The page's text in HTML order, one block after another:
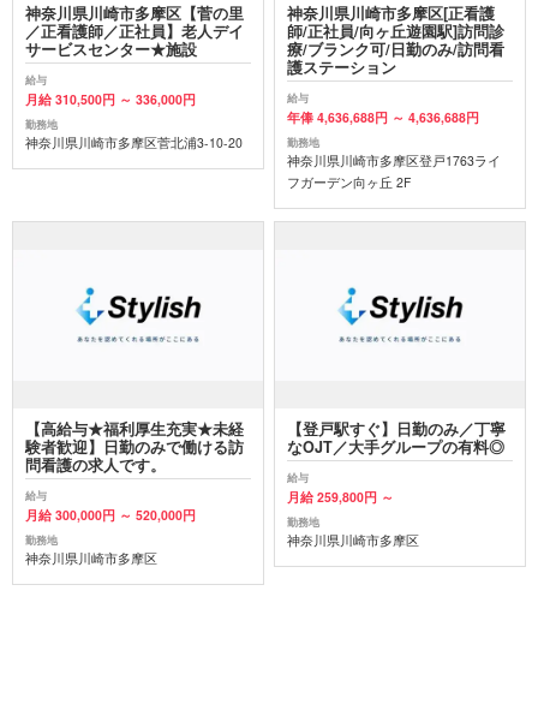
神奈川県川崎市多摩区【菅の里
／正看護師／正社員】老人デイ
サービスセンター★施設
給与
月給 310,500円 ～ 336,000円
勤務地
神奈川県川崎市多摩区菅北浦3-10-20
神奈川県川崎市多摩区[正看護
師/正社員/向ヶ丘遊園駅]訪問診
療/ブランク可/日勤のみ/訪問看
護ステーション
給与
年俸 4,636,688円 ～ 4,636,688円
勤務地
神奈川県川崎市多摩区登戸1763ライ
フガーデン向ヶ丘 2F
【高給与★福利厚生充実★未経
験者歓迎】日勤のみで働ける訪
問看護の求人です。
給与
月給 300,000円 ～ 520,000円
勤務地
神奈川県川崎市多摩区
【登戸駅すぐ】日勤のみ／丁寧
なOJT／大手グループの有料◎
給与
月給 259,800円 ～
勤務地
神奈川県川崎市多摩区